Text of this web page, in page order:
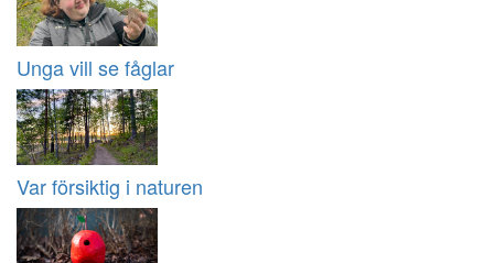
Unga vill se fåglar
Var försiktig i naturen